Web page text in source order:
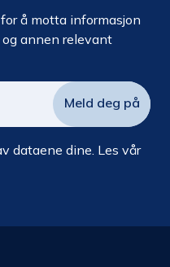
å motta informasjon
og annen relevant
dataene dine. Les vår